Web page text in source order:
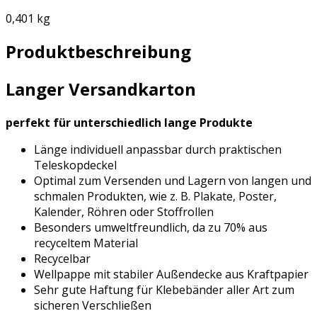
0,401 kg
Produktbeschreibung
Langer Versandkarton
perfekt für unterschiedlich lange Produkte
Länge individuell anpassbar durch praktischen
Teleskopdeckel
Optimal zum Versenden und Lagern von langen und
schmalen Produkten, wie z. B. Plakate, Poster,
Kalender, Röhren oder Stoffrollen
Besonders umweltfreundlich, da zu 70% aus
recyceltem Material
Recycelbar
Wellpappe mit stabiler Außendecke aus Kraftpapier
Sehr gute Haftung für Klebebänder aller Art zum
sicheren Verschließen